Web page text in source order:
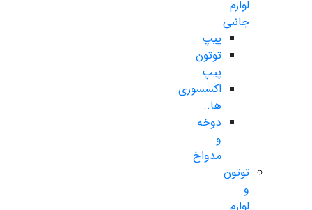
لوازم
جانبی
پیپ
توتون
پیپ
اکسسوری
ها..
دوخه
و
مدواخ
توتون
و
لوازم